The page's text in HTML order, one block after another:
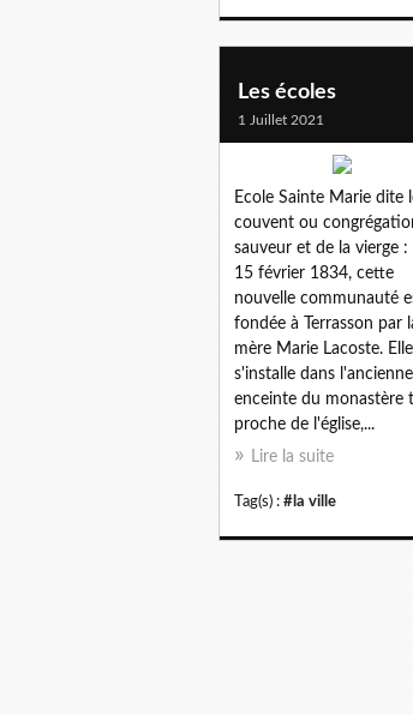
Les écoles
1 Juillet 2021
Ecole Sainte Marie dite
couvent ou
sauveur et de la vierge :
15 février 1834, cette
nouvelle communauté
fondée à Terrasson par
mère Marie Lacoste. Elle
s'installe dans l'ancienne
enceinte du monastère
proche de l'église,...
Lire la suite
Tag(s) : #la ville